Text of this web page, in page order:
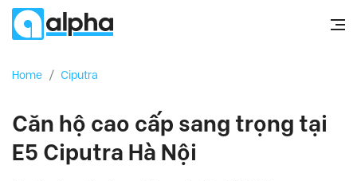
Home / Ciputra
Căn hộ cao cấp sang trọng tại
E5 Ciputra Hà Nội